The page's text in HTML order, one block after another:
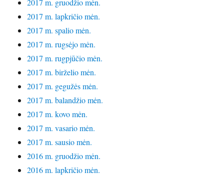
2017 m. gruodžio mėn.
2017 m. lapkričio mėn.
2017 m. spalio mėn.
2017 m. rugsėjo mėn.
2017 m. rugpjūčio mėn.
2017 m. birželio mėn.
2017 m. gegužės mėn.
2017 m. balandžio mėn.
2017 m. kovo mėn.
2017 m. vasario mėn.
2017 m. sausio mėn.
2016 m. gruodžio mėn.
2016 m. lapkričio mėn.